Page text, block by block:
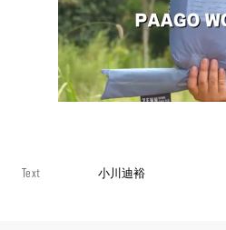
Text 小川迪裕